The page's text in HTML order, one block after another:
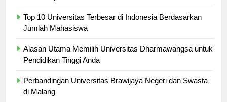
Top 10 Universitas Terbesar di Indonesia Berdasarkan
Alasan Utama Memilih Universitas Dharmawangsa untuk
Perbandingan Universitas Brawijaya Negeri dan Swasta